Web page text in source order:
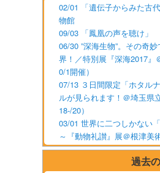
02/01 「遺伝子からみた古
物館
09/03 「鳳凰の声を聴け」
06/30 ”深海生物”。その奇
界！／特別展『深海2017』
0/1開催）
07/13 ３日間限定「ホタル
ルが見られます！＠埼玉県
18-/20）
03/01 世界に二つしかない
～『動物礼讃』展＠根津美
過去